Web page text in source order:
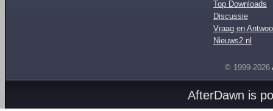
Top Downloads
Discussie
Vraag en
Nieuws2.nl
© 1999-2026
AfterDawn is